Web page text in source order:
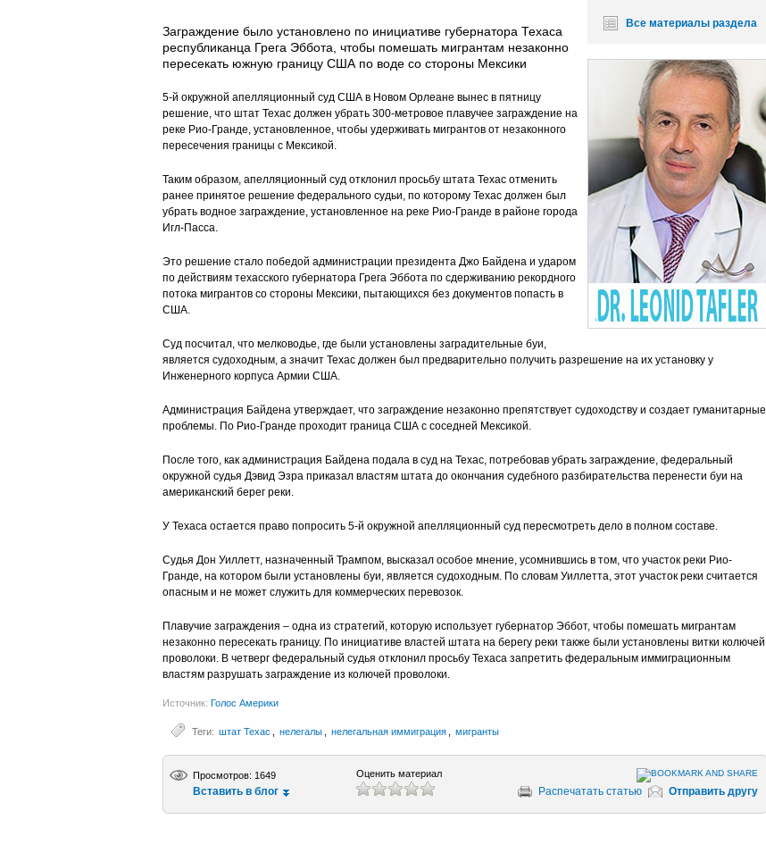
Все материалы раздела
Заграждение было установлено по инициативе губернатора Техаса
республиканца Грега Эббота, чтобы помешать мигрантам незаконно
пересекать южную границу США по воде со стороны Мексики
5-й окружной апелляционный суд США в Новом Орлеане вынес в пятницу
решение, что штат Техас должен убрать 300-метровое плавучее заграждение на
реке Рио-Гранде, установленное, чтобы удерживать мигрантов от незаконного
пересечения границы с Мексикой.
Таким образом, апелляционный суд отклонил просьбу штата Техас отменить
ранее принятое решение федерального судьи, по которому Техас должен был
убрать водное заграждение, установленное на реке Рио-Гранде в районе города
Игл-Пасса.
Это решение стало победой администрации президента Джо Байдена и ударом
по действиям техасского губернатора Грега Эббота по сдерживанию рекордного
потока мигрантов со стороны Мексики, пытающихся без документов попасть в
США.
Суд посчитал, что мелководье, где были установлены заградительные буи,
является судоходным, а значит Техас должен был предварительно получить разрешение на их установку у
Инженерного корпуса Армии США.
Администрация Байдена утверждает, что заграждение незаконно препятствует судоходству и создает гуманитарные
проблемы. По Рио-Гранде проходит граница США с соседней Мексикой.
После того, как администрация Байдена подала в суд на Техас, потребовав убрать заграждение, федеральный
окружной судья Дэвид Эзра приказал властям штата до окончания судебного разбирательства перенести буи на
американский берег реки.
У Техаса остается право попросить 5-й окружной апелляционный суд пересмотреть дело в полном составе.
Судья Дон Уиллетт, назначенный Трампом, высказал особое мнение, усомнившись в том, что участок реки Рио-
Гранде, на котором были установлены буи, является судоходным. По словам Уиллетта, этот участок реки считается
опасным и не может служить для коммерческих перевозок.
Плавучие заграждения – одна из стратегий, которую использует губернатор Эббот, чтобы помешать мигрантам
незаконно пересекать границу. По инициативе властей штата на берегу реки также были установлены витки колючей
проволоки. В четверг федеральный судья отклонил просьбу Техаса запретить федеральным иммиграционным
властям разрушать заграждение из колючей проволоки.
Источник: Голос Америки
Теги: штат Техас нелегалы нелегальная иммиграция мигранты
Просмотров: 1649
Вставить в блог
Оценить материал
Распечатать статью Отправить другу